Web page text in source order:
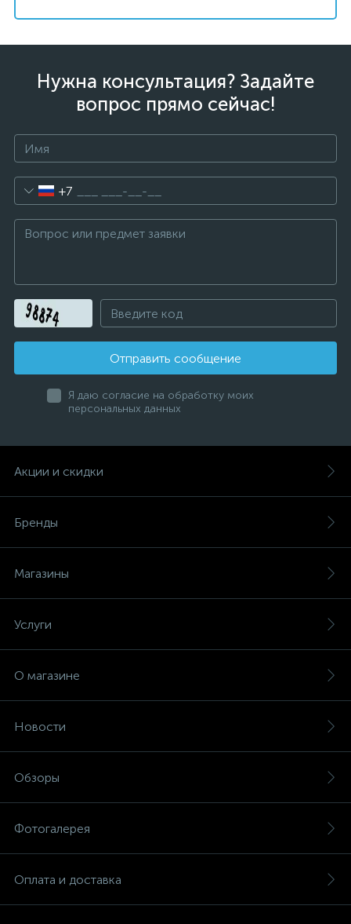
Нужна консультация? Задайте
вопрос прямо сейчас!
+7
Отправить сообщение
Я даю согласие на обработку моих
персональных данных
Акции и скидки
Бренды
Магазины
Услуги
О магазине
Новости
Обзоры
Фотогалерея
Оплата и доставка